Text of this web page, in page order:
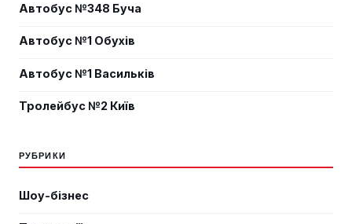
Автобус №348 Буча
Автобус №1 Обухів
Автобус №1 Васильків
Тролейбус №2 Київ
РУБРИКИ
Шоу-бізнес